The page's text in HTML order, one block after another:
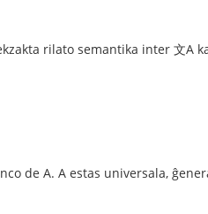
rilato semantika inter 文A
de A. A estas universala,